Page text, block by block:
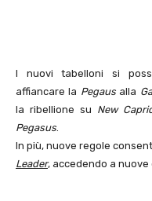
I nuovi tabelloni si
affiancare la Pegausalla
la ribellione su New
Pegasus.
In più, nuove regole
Leader, accedendo a